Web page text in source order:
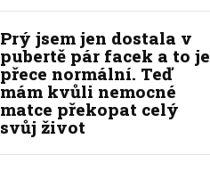
Prý jsem jen dostala v
pubertě pár facek a to je
přece normální. Teď
mám kvůli nemocné
matce překopat celý
svůj život